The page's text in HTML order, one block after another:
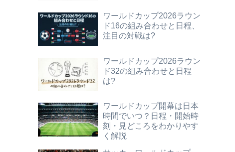
ワールドカップ2026ラウン
ド16の組み合わせと日程、
注目の対戦は?
ワールドカップ2026ラウン
ド32の組み合わせと日程
は?
ワールドカップ開幕は日本
時間でいつ？日程・開始時
刻・見どころをわかりやす
く解説